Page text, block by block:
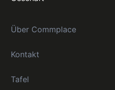
Über Commplace
Kontakt
Tafel